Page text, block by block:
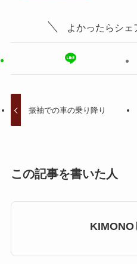
よかったらシ
振袖での車の乗り降り
この記事を書いた人
KIMONO